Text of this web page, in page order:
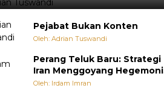
Pejabat Bukan Konten
Oleh: Adrian Tuswandi
Perang Teluk Baru: Strategi
Iran Menggoyang Hegemoni
AS dari Dalam
Oleh: Irdam Imran